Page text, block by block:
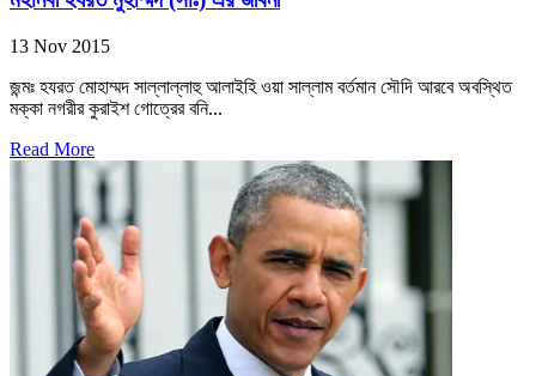
13 Nov 2015
জন্মঃ হযরত মোহাম্মদ সাল্লাল্লাহু আলাইহি ওয়া সাল্লাম বর্তমান সৌদি আরবে অবস্থিত
মক্কা নগরীর কুরাইশ গোত্রের বনি...
Read More